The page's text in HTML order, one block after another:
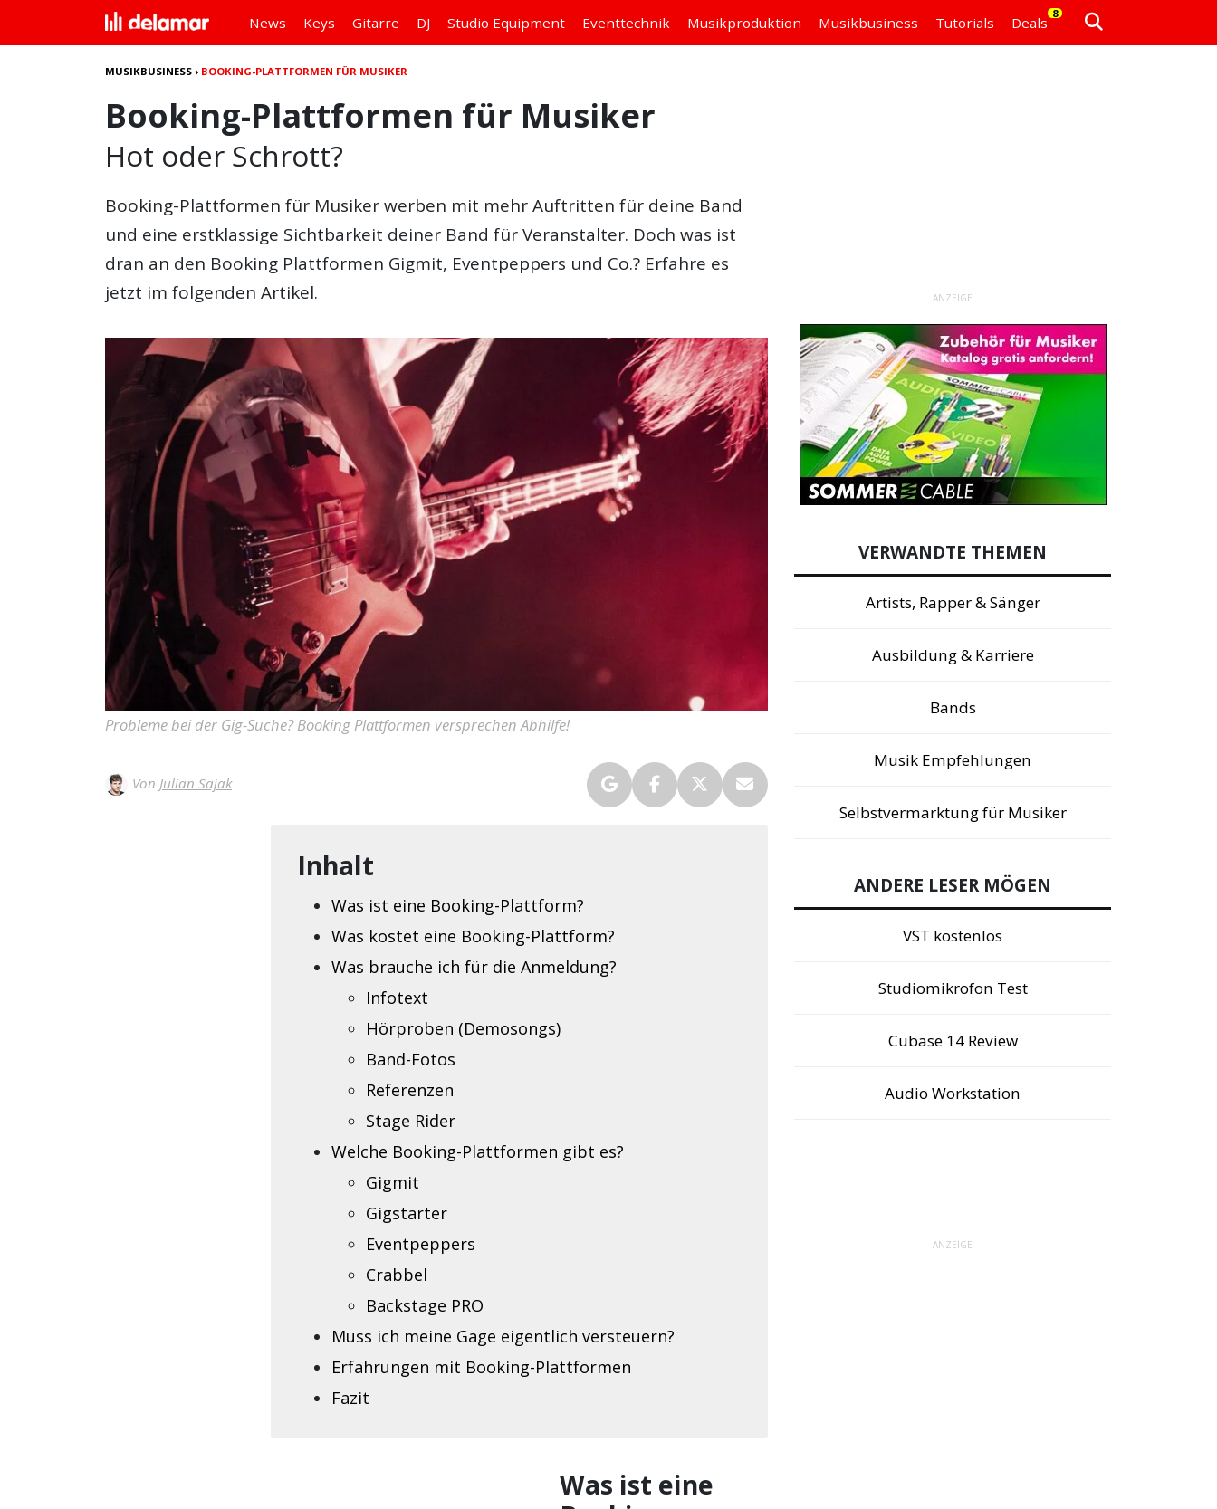
News Keys Gitarre DJ Studio Equipment Eventtechnik Musikproduktion Musikbusiness Tutorials Deals
8
MUSIKBUSINESS › BOOKING-PLATTFORMEN FÜR MUSIKER
Booking-Plattformen für Musiker
Hot oder Schrott?
Booking-Plattformen für Musiker werben mit mehr Auftritten für deine Band
und eine erstklassige Sichtbarkeit deiner Band für Veranstalter. Doch was ist
dran an den Booking Plattformen Gigmit, Eventpeppers und Co.? Erfahre es
jetzt im folgenden Artikel.
Probleme bei der Gig-Suche? Booking Plattformen versprechen Abhilfe!
Von Julian Sajak
Inhalt
Was ist eine Booking-Plattform?
Was kostet eine Booking-Plattform?
Was brauche ich für die Anmeldung?
Infotext
Hörproben (Demosongs)
Band-Fotos
Referenzen
Stage Rider
Welche Booking-Plattformen gibt es?
Gigmit
Gigstarter
Eventpeppers
Crabbel
Backstage PRO
Muss ich meine Gage eigentlich versteuern?
Erfahrungen mit Booking-Plattformen
Fazit
Was ist eine
ANZEIGE
VERWANDTE THEMEN
Artists, Rapper & Sänger
Ausbildung & Karriere
Bands
Musik Empfehlungen
Selbstvermarktung für Musiker
ANDERE LESER MÖGEN
VST kostenlos
Studiomikrofon Test
Cubase 14 Review
Audio Workstation
ANZEIGE